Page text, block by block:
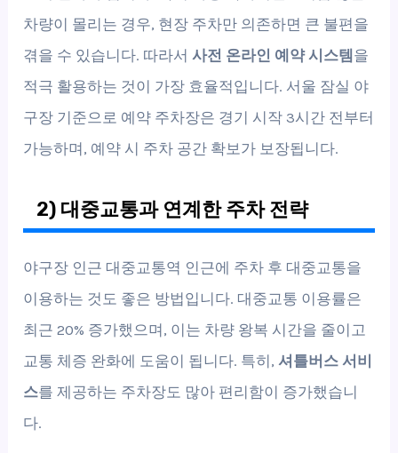
차량이 몰리는 경우, 현장 주차만 의존하면 큰 불편을
겪을 수 있습니다. 따라서사전 온라인 예약 시스템을
적극 활용하는 것이 가장 효율적입니다. 서울 잠실 야
구장 기준으로 예약 주차장은 경기 시작 3시간 전부터
가능하며, 예약 시 주차 공간 확보가 보장됩니다.
2) 대중교통과 연계한 주차 전략
야구장 인근 대중교통역 인근에 주차 후 대중교통을
이용하는 것도 좋은 방법입니다. 대중교통 이용률은
최근 20% 증가했으며, 이는 차량 왕복 시간을 줄이고
교통 체증 완화에 도움이 됩니다. 특히,셔틀버스 서비
스를 제공하는 주차장도 많아 편리함이 증가했습니
다.